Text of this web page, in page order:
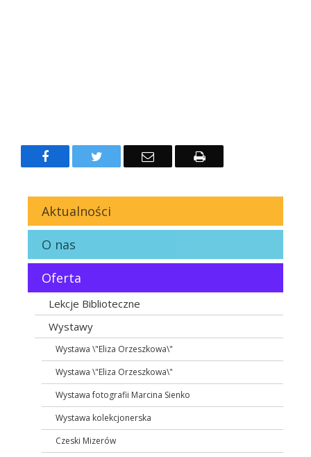
FacebookTwitter Email Drukuj
Aktualności
O nas
Oferta
Lekcje Biblioteczne
Wystawy
Wystawa \"Eliza Orzeszkowa\"
Wystawa \"Eliza Orzeszkowa\"
Wystawa fotografii Marcina Sienko
Wystawa kolekcjonerska
Czeski Mizerów